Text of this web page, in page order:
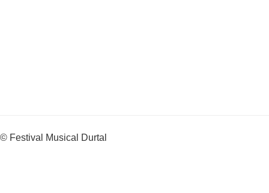
© Festival Musical Durtal